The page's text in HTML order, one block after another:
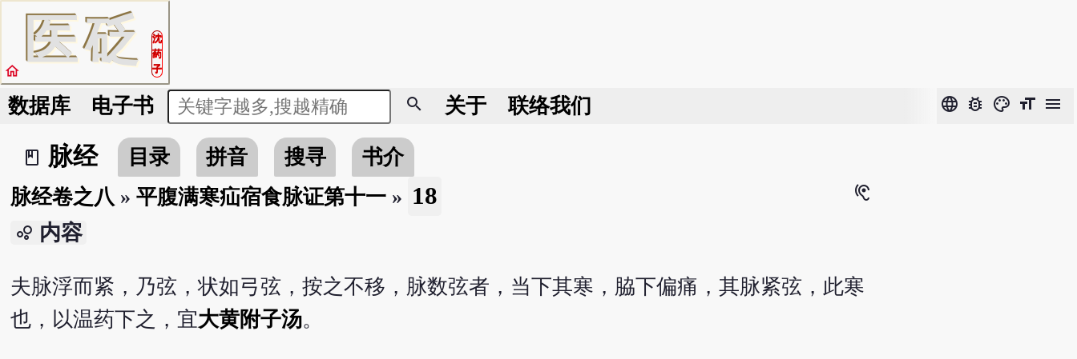
医砭
沈
药
子
home
数据库 电子书 search 关于 联络我们 language bug_report color_lens format_size menu
book_2
脉经 目录 拼音 搜寻
书介
脉经卷之八 » 平腹满寒疝宿食脉证第十一» 18 hearing
bubble_chart 内容
夫脉浮而紧，乃弦，状如弓弦，按之不移，脉数弦者，当下其寒，脇下偏痛，其脉紧弦，此寒
也，以温药下之，宜大黄附子汤。